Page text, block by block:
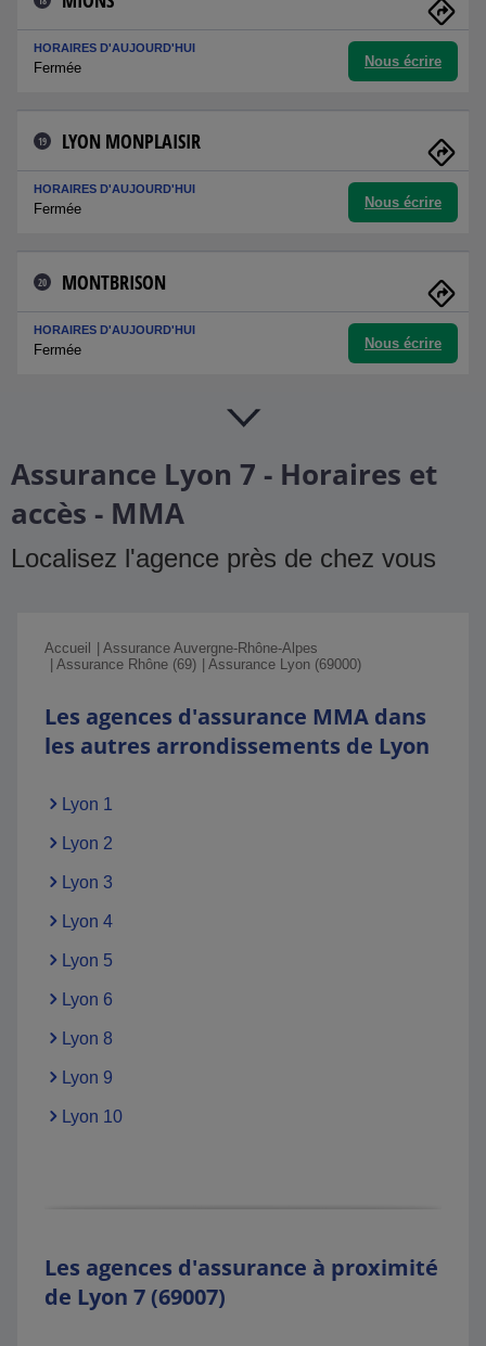
HORAIRES D'AUJOURD'HUI
Fermée Nous écrire
19 LYON MONPLAISIR
HORAIRES D'AUJOURD'HUI
Fermée Nous écrire
20 MONTBRISON
HORAIRES D'AUJOURD'HUI
Fermée Nous écrire
Assurance Lyon 7 - Horaires et
accès - MMA
Localisez l'agence près de chez vous
Accueil
Assurance Auvergne-Rhône-Alpes
Assurance Rhône (69)
Assurance Lyon (69000)
Les agences d'assurance MMA dans
les autres arrondissements de Lyon
Lyon 1
Lyon 2
Lyon 3
Lyon 4
Lyon 5
Lyon 6
Lyon 8
Lyon 9
Lyon 10
Les agences d'assurance à proximité
de Lyon 7 (69007)